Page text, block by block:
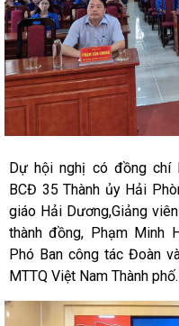
Dự hội nghị có đồng chí
BCĐ 35 Thành ủy Hải
giáo Hải Dương,Giảng
thành đồng, Phạm Minh
Phó Ban công tác Đoàn
MTTQ Việt Nam Thành phố.